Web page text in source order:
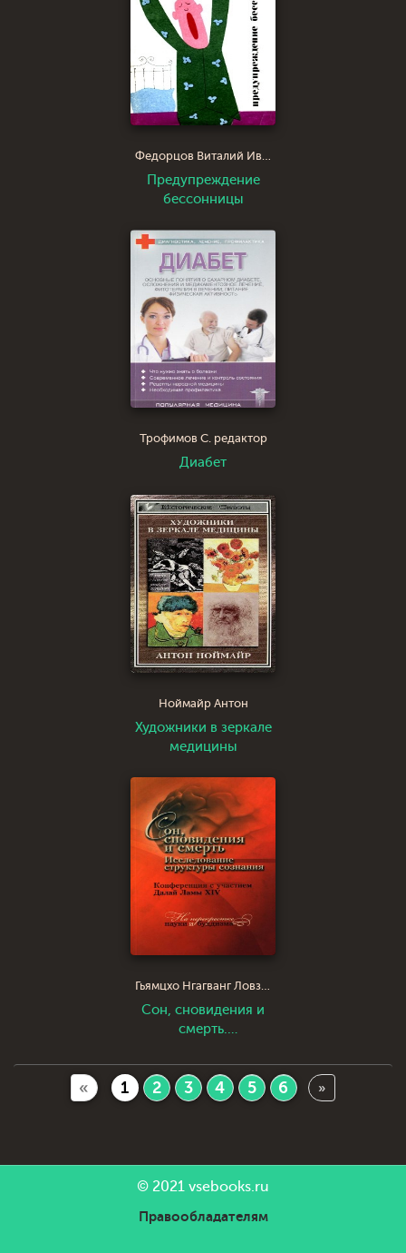
Федорцов Виталий Иванович
Предупреждение
бессонницы
Трофимов С. редактор
Диабет
Ноймайр Антон
Художники в зеркале
медицины
Гьямцхо Нгагванг Ловзанг Тэнцзин Далай-лама XIV
Сон, сновидения и
смерть.
структуры сознания
« 1 2 3 4 5 6 »
© 2021 vsebooks.ru
Правообладателям